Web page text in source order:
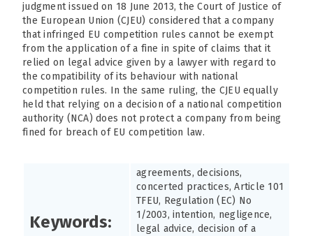
judgment issued on 18 June 2013, the Court of Justice of
the European Union (CJEU) considered that a company
that infringed EU competition rules cannot be exempt
from the application of a fine in spite of claims that it
relied on legal advice given by a lawyer with regard to
the compatibility of its behaviour with national
competition rules. In the same ruling, the CJEU equally
held that relying on a decision of a national competition
authority (NCA) does not protect a company from being
fined for breach of EU competition law.
Keywords:
agreements, decisions,
concerted practices, Article 101
TFEU, Regulation (EC) No
1/2003, intention, negligence,
legal advice, decision of a